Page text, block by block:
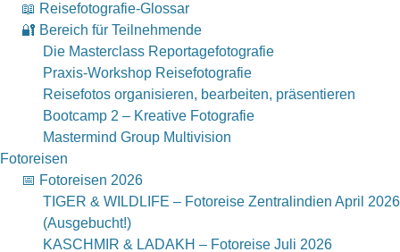
📖 Reisefotografie-Glossar
🔐 Bereich für Teilnehmende
Die Masterclass Reportagefotografie
Praxis-Workshop Reisefotografie
Reisefotos organisieren, bearbeiten, präsentieren
Bootcamp 2 – Kreative Fotografie
Mastermind Group Multivision
Fotoreisen
📅 Fotoreisen 2026
TIGER & WILDLIFE – Fotoreise Zentralindien April 2026
(Ausgebucht!)
KASCHMIR & LADAKH – Fotoreise Juli 2026